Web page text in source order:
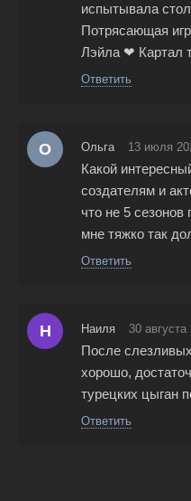
испытывала
Потрясающая
Лэйла ❤ Картал
Ответить
О Ольга 13 июля
Какой
создателям и
что не 5
мне тяжко так
Ответить
Н Наиля 30
После
хорошо,
турецких цыган
Ответить